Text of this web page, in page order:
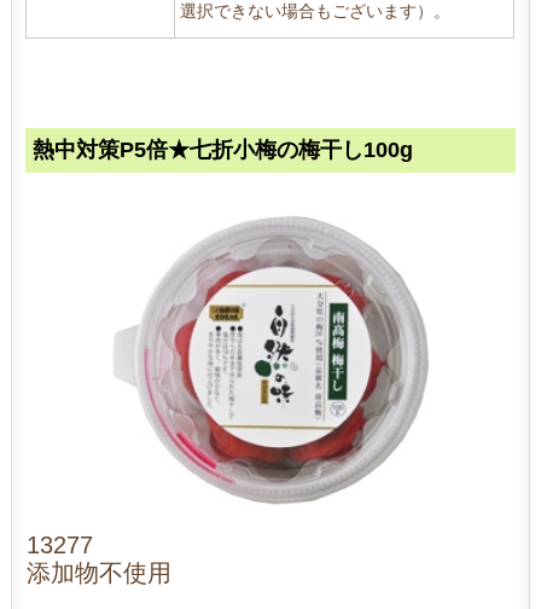
選択できない場合もございます）。
熱中対策P5倍★七折小梅の梅干し100g
13277
添加物不使用